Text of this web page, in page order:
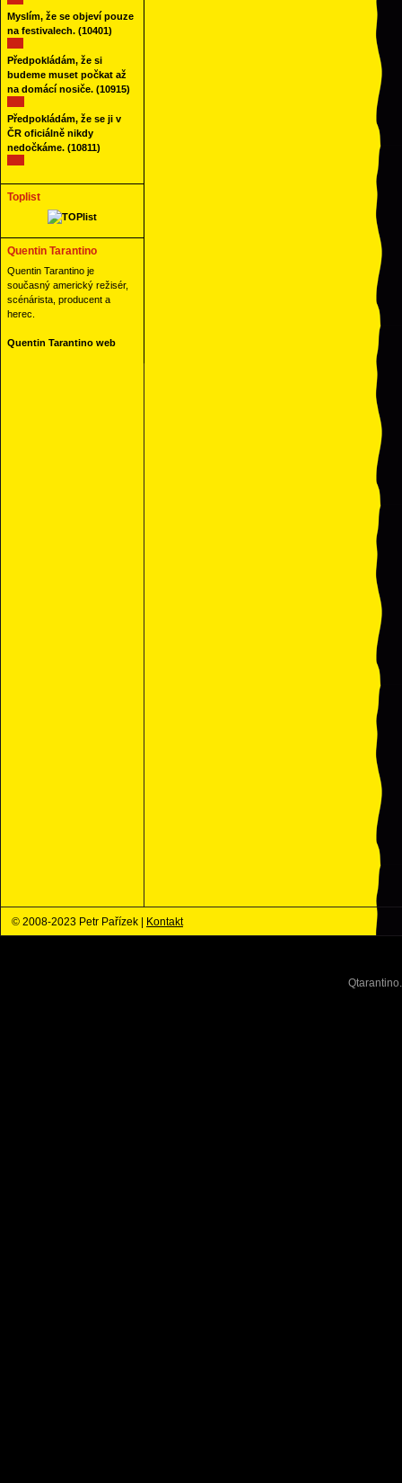
Myslím, že se objeví pouze
na festivalech. (10401)
Předpokládám, že si
budeme muset počkat až
na domácí nosiče. (10915)
Předpokládám, že se ji v
ČR oficiálně nikdy
nedočkáme. (10811)
Toplist
Quentin Tarantino
Quentin Tarantino je
současný americký režisér,
scénárista, producent a
herec.
Quentin Tarantino web
© 2008-2023 Petr Pařízek | Kontakt